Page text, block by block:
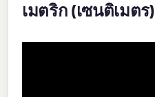
เมตริก (เซนติเมตร)